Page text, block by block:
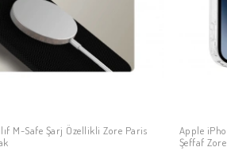
SEPETE EKLE
M-Safe Şarj Özellikli Zore Paris
Apple
Şeffaf